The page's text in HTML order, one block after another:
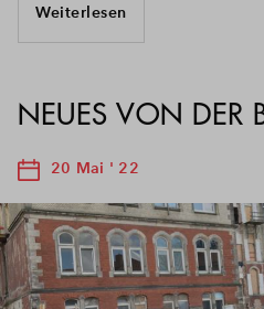
Weiterlesen
NEUES VON DER
20 Mai ' 22